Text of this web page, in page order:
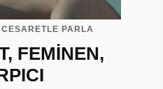
PARLA
FEMİNEN,